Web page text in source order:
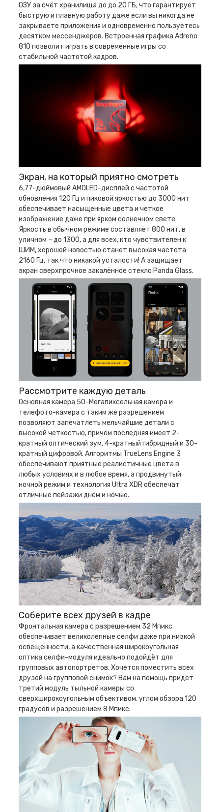
ОЗУ за счёт хранилища до до 20 ГБ, что гарантирует
быструю и плавную работу даже если вы никогда не
закрываете приложения и одновременно пользуетесь
десятком мессенджеров. Встроенная графика Adreno
810 позволит играть в современные игры со
стабильной частотой кадров.
Экран, на который приятно смотреть
6,77-дюймовый AMOLED-дисплей с частотой
обновления 120 Гц и пиковой яркостью до 3000 нит
обеспечивает насыщенные цвета и четкое
изображение даже при ярком солнечном свете.
Яркость в обычном режиме составляет 800 нит, в
уличном – до 1300, а для всех, кто чувствителен к
ШИМ, хорошей новостью станет высокая частота
2160 Гц, так что никакой усталости! А защищает
экран сверхпрочное закалённое стекло Panda Glass.
Рассмотрите каждую деталь
Основная камера 50-Мегапиксельная камера и
телефото-камера с таким же разрешением
позволяют запечатлеть мельчайшие детали с
высокой четкостью, причём последняя имеет 2-
кратный оптический зум, 4-кратный гибридный и 30-
кратный цифровой. Алгоритмы TrueLens Engine 3
обеспечивают приятные реалистичные цвета в
любых условиях и в любое время, а продвинутый
ночной режим и технология Ultra XDR обеспечат
отличные пейзажи днём и ночью.
Соберите всех друзей в кадре
Фронтальная камера с разрешением 32 Мпикс.
обеспечивает великолепные селфи даже при низкой
освещенности, а качественная широкоугольная
оптика селфи-модуля идеально подойдёт для
групповых автопортретов. Хочется поместить всех
друзей на групповой снимок? Вам на помощь придёт
третий модуль тыльной камеры со
сверхширокоугольным объективом, углом обзора 120
градусов и разрешением 8 Мпикс.